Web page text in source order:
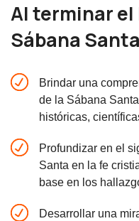
Al terminar el
Sábana
Brindar una
de la Sábana
históricas,
Profundizar en el
Santa en la fe
base en los
Desarrollar una